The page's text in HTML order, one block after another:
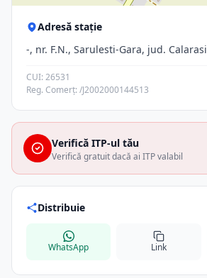
Adresă stație
-, nr. F.N., Sarulesti-Gara, jud. Calarasi
CUI: 26531
Reg. Comerț: /J2002000144513
Verifică ITP-ul tău
Verifică gratuit dacă ai ITP valabil
Distribuie
WhatsApp Link